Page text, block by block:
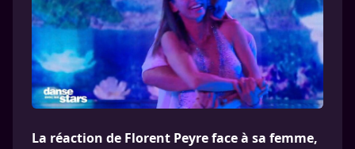
La réaction de Florent Peyre face à sa femme,